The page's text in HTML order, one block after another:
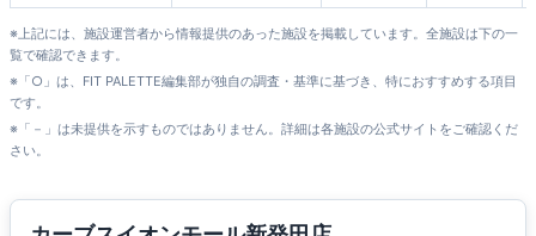
※上記には、施設運営者から情報提供のあった施設を掲載しています。全施設は下の一
覧で確認できます。
※「○」は、FIT PALETTE編集部が独自の調査・基準に基づき、特におすすめする項目
です。
※「－」は未提供を示すものではありません。詳細は各施設の公式サイトをご確認くだ
さい。